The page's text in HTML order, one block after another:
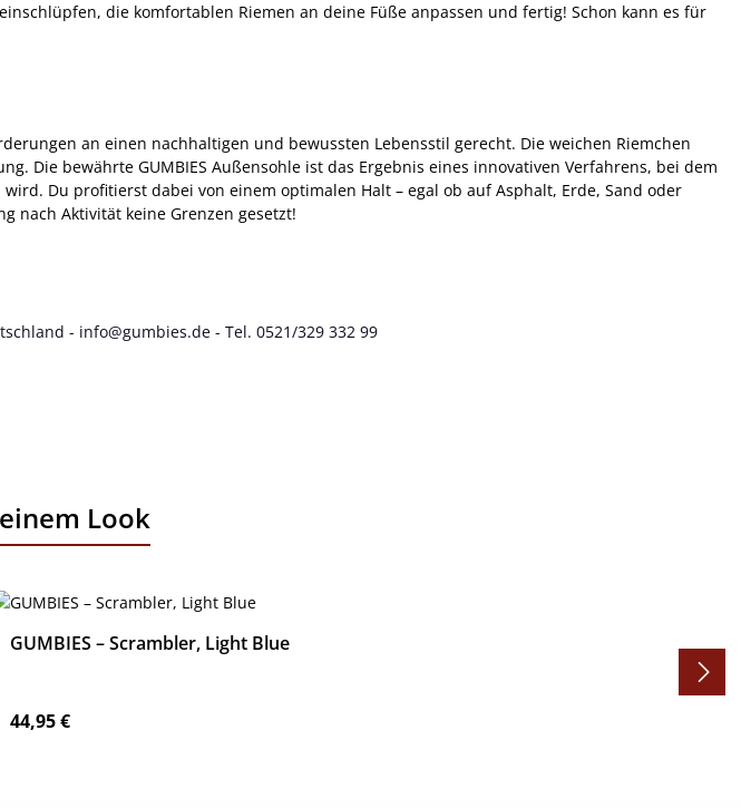
die komfortablen Riemen an deine Füße anpassen und fertig! Schon kann es für
an einen nachhaltigen und bewussten Lebensstil gerecht. Die weichen Riemchen
Die bewährte GUMBIES Außensohle ist das Ergebnis eines innovativen Verfahrens, bei dem
Du profitierst dabei von einem optimalen Halt – egal ob auf Asphalt, Erde, Sand oder
nach Aktivität keine Grenzen gesetzt!
- info@gumbies.de - Tel. 0521/329 332 99
Look
GUMBIES – Scrambler, Light Blue
Regulärer Preis:
44,95 €